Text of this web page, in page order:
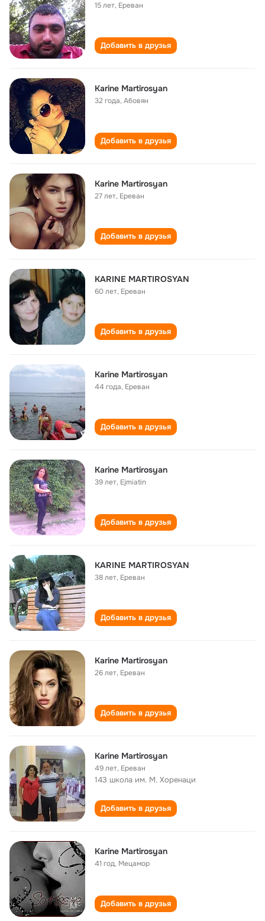
15 лет, Ереван
Добавить в друзья
Karine Martirosyan
32 года,Абовян
Добавить в друзья
Karine Martirosyan
27 лет, Ереван
Добавить в друзья
KARINE MARTIROSYAN
60 лет, Ереван
Добавить в друзья
Karine Martirosyan
44 года, Ереван
Добавить в друзья
Karine Martirosyan
39 лет, Ejmiatin
Добавить в друзья
KARINE MARTIROSYAN
38 лет, Ереван
Добавить в друзья
Karine Martirosyan
26 лет, Ереван
Добавить в друзья
Karine Martirosyan
49 лет, Ереван
143 школа им. М. Хоренаци
Добавить в друзья
Karine Martirosyan
41 год, Мецамор
Добавить в друзья